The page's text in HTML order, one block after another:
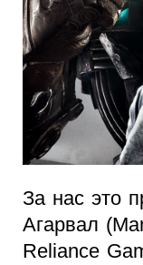
За нас это
Агарвал
Reliance